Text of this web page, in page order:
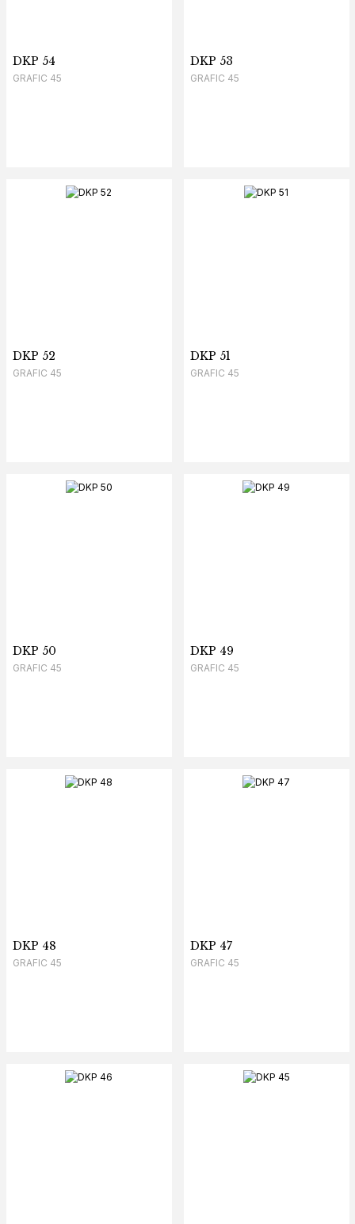
DKP 54
GRAFIC 45
DKP 53
GRAFIC 45
DKP 52
GRAFIC 45
DKP 51
GRAFIC 45
DKP 50
GRAFIC 45
DKP 49
GRAFIC 45
DKP 48
GRAFIC 45
DKP 47
GRAFIC 45